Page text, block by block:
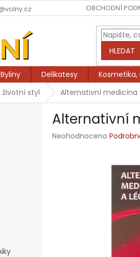
OBCHODNÍ
HLEDAT
Delikatesy
životní styl Alternativní medicína
Alternativní
Průměrné
Neohodnoceno